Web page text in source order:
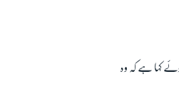
کہا ہے کہ وہ